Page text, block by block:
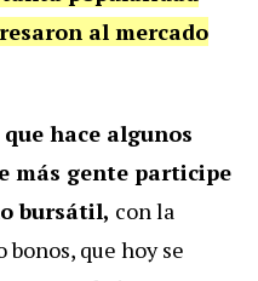
al mercado
hace algunos
más gente participe
bursátil, con la
que hoy se